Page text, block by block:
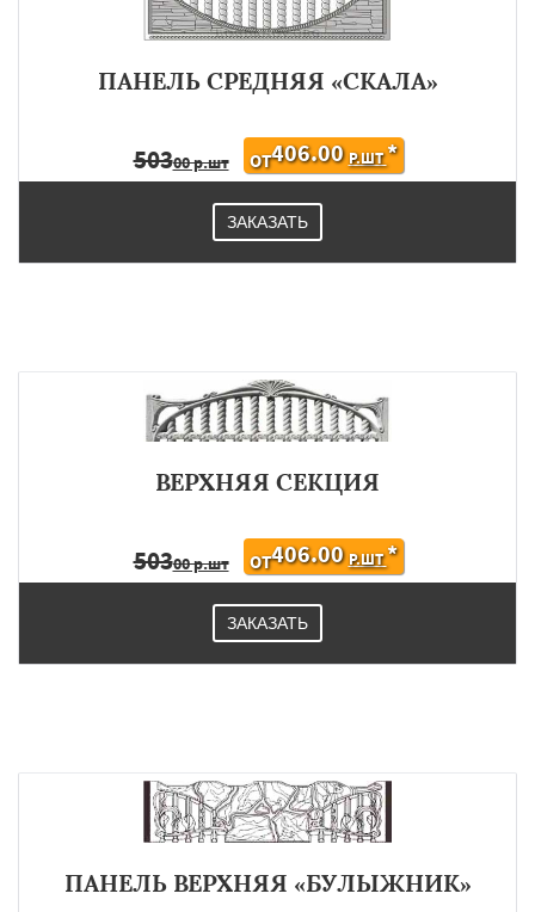
ПАНЕЛЬ СРЕДНЯЯ «СКАЛА»
50300 р.шт ОТ406.00 Р.ШТ*
ЗАКАЗАТЬ
ВЕРХНЯЯ СЕКЦИЯ
50300 р.шт ОТ406.00 Р.ШТ*
ЗАКАЗАТЬ
ПАНЕЛЬ ВЕРХНЯЯ «БУЛЫЖНИК»